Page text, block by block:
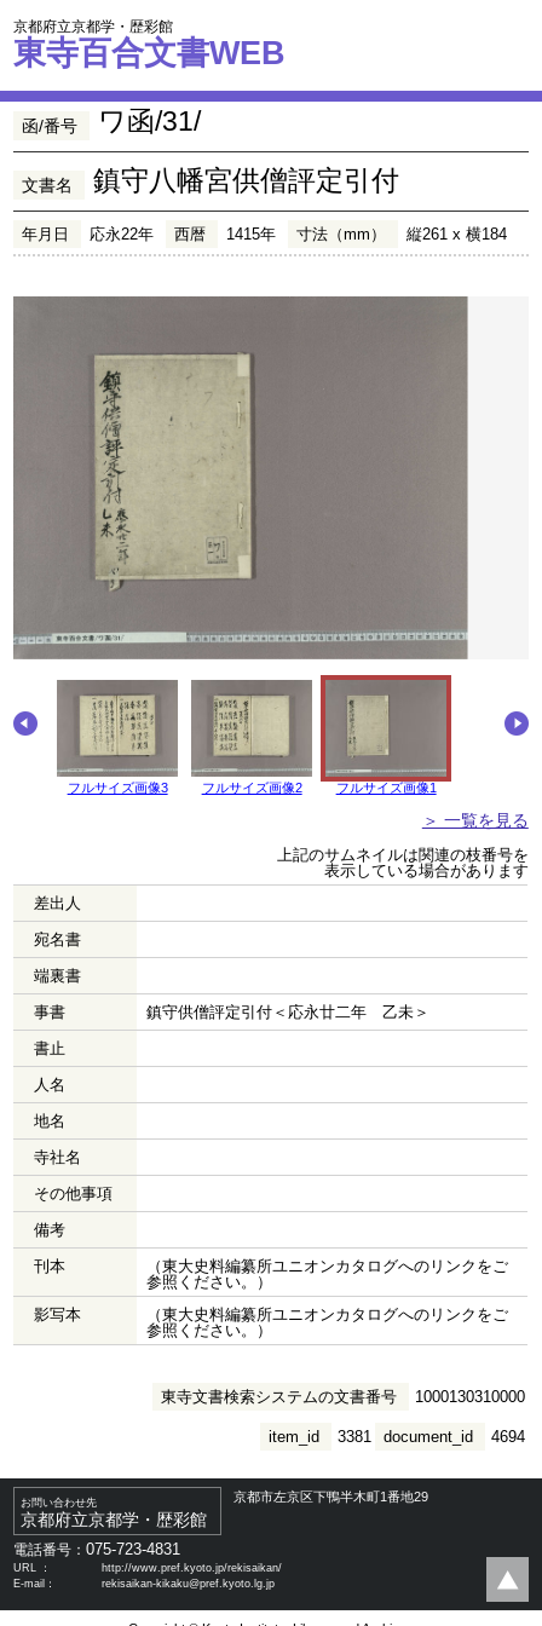
京都府立京都学・歴彩館
東寺百合文書WEB
函/番号 ワ函/31/
文書名 鎮守八幡宮供僧評定引付
年月日 応永22年 西暦 1415年 寸法（mm） 縦261 x 横184
フルサイズ画像3 フルサイズ画像2 フルサイズ画像1
＞ 一覧を見る
上記のサムネイルは関連の枝番号を
表示している場合があります
差出人
宛名書
端裏書
事書
鎮守供僧評定引付＜応永廿二年 乙未＞
書止
人名
地名
寺社名
その他事項
備考
刊本
（東大史料編纂所ユニオンカタログへのリンクをご
参照ください。）
影写本
（東大史料編纂所ユニオンカタログへのリンクをご
参照ください。）
東寺文書検索システムの文書番号 1000130310000
document_id 4694
item_id 3381
お問い合わせ先
京都府立京都学・歴彩館
京都市左京区下鴨半木町1番地29
電話番号：075-723-4831
URL ：
http://www.pref.kyoto.jp/rekisaikan/
E-mail：
rekisaikan-kikaku@pref.kyoto.lg.jp